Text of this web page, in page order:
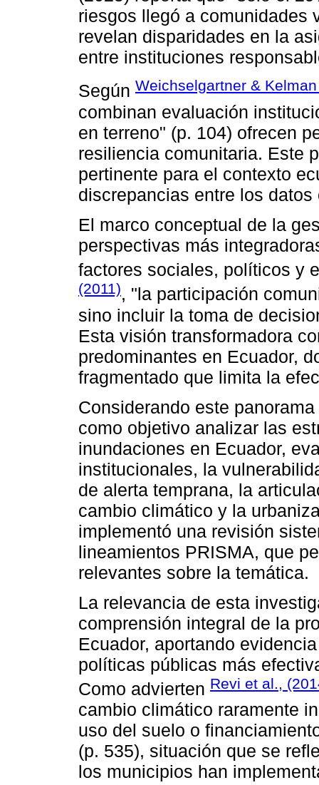
riesgos llegó a comunidades
revelan disparidades en la
entre instituciones
Según Weichselgartner &
combinan evaluación
en terreno" (p. 104) ofrecen
resiliencia comunitaria. Este
pertinente para el contexto
discrepancias entre los
El marco conceptual de la
perspectivas más
factores sociales, políticos y
(2011), "la participación
sino incluir la toma de
Esta visión transformadora
predominantes en Ecuador,
fragmentado que limita la
Considerando este
como objetivo analizar las
inundaciones en Ecuador,
institucionales, la
de alerta temprana, la
cambio climático y la
implementó una revisión
lineamientos PRISMA, que
relevantes sobre la temática.
La relevancia de esta
comprensión integral de la
Ecuador, aportando
políticas públicas más
Como advierten Revi et al.,
cambio climático raramente
uso del suelo o
(p. 535), situación que se
los municipios han